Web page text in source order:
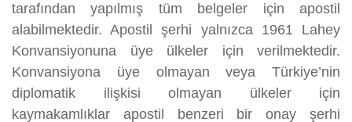
tarafından yapılmış tüm belgeler için apostil
alabilmektedir. Apostil şerhi yalnızca 1961 Lahey
Konvansiyonuna üye ülkeler için verilmektedir.
Konvansiyona üye olmayan veya Türkiye’nin
diplomatik ilişkisi olmayan ülkeler için
kaymakamlıklar apostil benzeri bir onay şerhi